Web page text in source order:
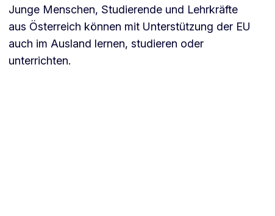
Junge Menschen, Studierende und Lehrkräfte
aus Österreich können mit Unterstützung der EU
auch im Ausland lernen, studieren oder
unterrichten.